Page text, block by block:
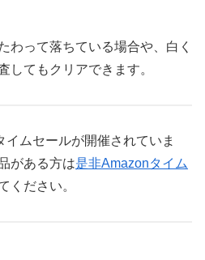
わって落ちている場合や、白く
してもクリアできます。
ムセールが開催されていま
がある方は是非Amazonタイム
ください。